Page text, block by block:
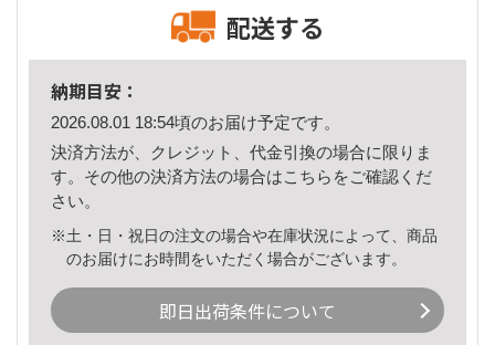
配送する
納期目安：
2026.08.01 18:54頃のお届け予定です。
決済方法が、クレジット、代金引換の場合に限りま
す。その他の決済方法の場合はこちら をご確認くだ
さい。
※土・日・祝日の注文の場合や在庫状況によって、商品
のお届けにお時間をいただく場合がございます。
即日出荷条件について